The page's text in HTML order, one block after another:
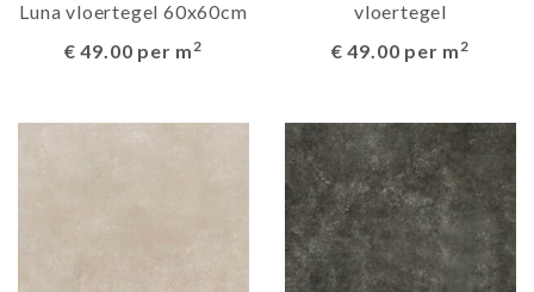
Luna vloertegel 60x60cm
€ 49.00 per m2
vloertegel
€ 49.00 per m2